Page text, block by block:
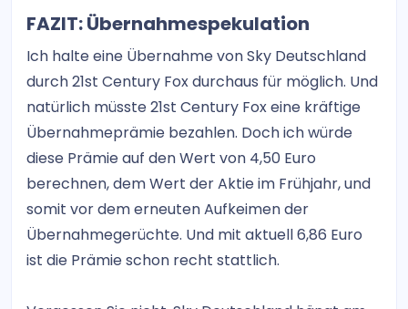
FAZIT: Übernahmespekulation
Ich halte eine Übernahme von Sky Deutschland
durch 21st Century Fox durchaus für möglich. Und
natürlich müsste 21st Century Fox eine kräftige
Übernahmeprämie bezahlen. Doch ich würde
diese Prämie auf den Wert von 4,50 Euro
berechnen, dem Wert der Aktie im Frühjahr, und
somit vor dem erneuten Aufkeimen der
Übernahmegerüchte. Und mit aktuell 6,86 Euro
ist die Prämie schon recht stattlich.